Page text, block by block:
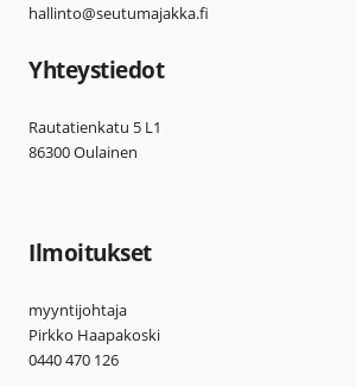
hallinto@seutumajakka.fi
Yhteystiedot
Rautatienkatu 5 L1
86300 Oulainen
Ilmoitukset
myyntijohtaja
Pirkko Haapakoski
0440 470 126